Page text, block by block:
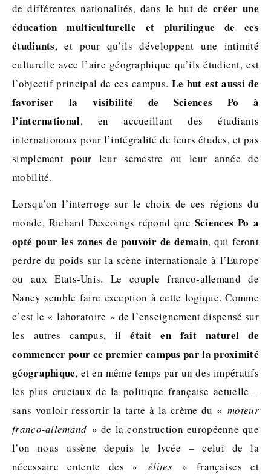
de différentes nationalités, dans le but de créer une
éducation multiculturelle et plurilingue de ces
étudiants, et pour qu’ils développent une intimité
culturelle avec l’aire géographique qu’ils étudient, est
l’objectif principal de ces campus. Le but est aussi de
favoriser la visibilité de Sciences Po à
l’international, en accueillant des étudiants
internationaux pour l’intégralité de leurs études, et pas
simplement pour leur semestre ou leur année de
mobilité.
Lorsqu’on l’interroge sur le choix de ces régions du
monde, Richard Descoings répond que Sciences Po a
opté pour les zones de pouvoir de demain, qui feront
perdre du poids sur la scène internationale à l’Europe
ou aux Etats-Unis. Le couple franco-allemand de
Nancy semble faire exception à cette logique. Comme
c’est le « laboratoire » de l’enseignement dispensé sur
les autres campus, il était en fait naturel de
commencer pour ce premier campus par la proximité
géographique, et en même temps par un des impératifs
les plus cruciaux de la politique française actuelle –
sans vouloir ressortir la tarte à la crème du «moteur
franco-allemand » de la construction européenne que
l’on nous assène depuis le lycée – celui de la
nécessaire entente des « élites» françaises et